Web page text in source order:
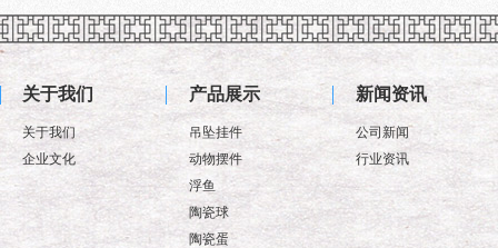
关于我们
关于我们
企业文化
产品展示
吊坠挂件
动物摆件
浮鱼
陶瓷球
陶瓷蛋
新闻资讯
公司新闻
行业资讯